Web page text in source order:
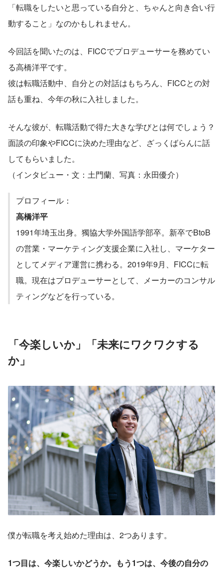
「転職をしたいと思っている自分と、ちゃんと向き合い行
動すること」なのかもしれません。
今回話を聞いたのは、FICCでプロデューサーを務めてい
る高橋洋平です。
彼は転職活動中、自分との対話はもちろん、FICCとの対
話も重ね、今年の秋に入社しました。
そんな彼が、転職活動で得た大きな学びとは何でしょう？
面談の印象やFICCに決めた理由など、ざっくばらんに話
してもらいました。
（インタビュー・文：土門蘭、写真：永田優介）
プロフィール：
高橋洋平
1991年埼玉出身。獨協大学外国語学部卒。新卒でBtoB
の営業・マーケティング支援企業に入社し、マーケター
としてメディア運営に携わる。2019年9月、FICCに転
職。現在はプロデューサーとして、メーカーのコンサル
ティングなどを行っている。
「今楽しいか」「未来にワクワクする
か」
僕が転職を考え始めた理由は、2つあります。
1つ目は、今楽しいかどうか。もう1つは、今後の自分の